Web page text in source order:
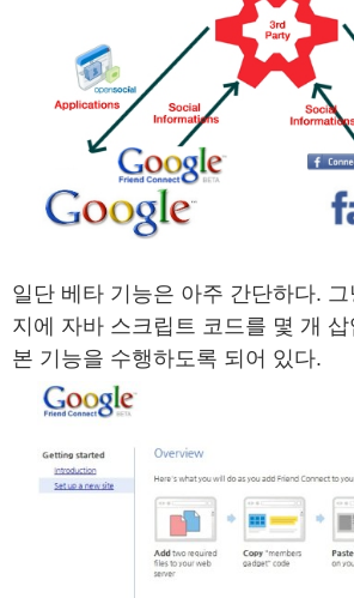
일단 베타 기능은 아주 간단하다. 그
지에 자바 스크립트 코드를 몇 개 삽
본 기능을 수행하도록 되어 있다.